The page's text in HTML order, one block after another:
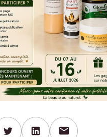
mail